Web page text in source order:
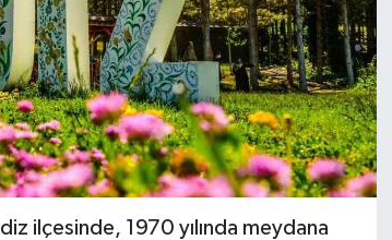
ilçesinde, 1970 yılında meydana